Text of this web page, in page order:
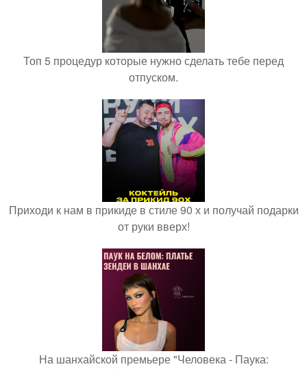
Топ 5 процедур которые нужно сделать тебе перед
отпуском.
Приходи к нам в прикиде в стиле 90 х и получай подарки
от руки вверх!
На шанхайской премьере "Человека - Паука: